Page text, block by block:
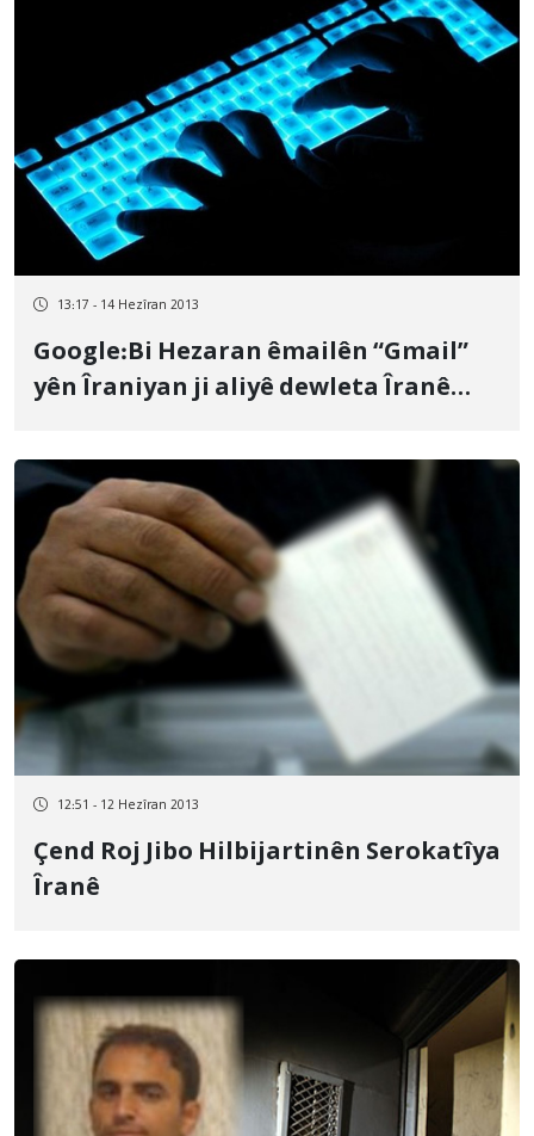
13:17 - 14 Hezîran 2013
Google:Bi Hezaran êmailên “Gmail”
yên Îraniyan ji aliyê dewleta Îranê
12:51 - 12 Hezîran 2013
Çend Roj Jibo Hilbijartinên Serokatîya
Îranê